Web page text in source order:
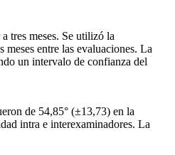
tres meses. Se utilizó la
entre las evaluaciones. La
un intervalo de confianza del
de 54,85° (±13,73) en la
intra e interexaminadores. La